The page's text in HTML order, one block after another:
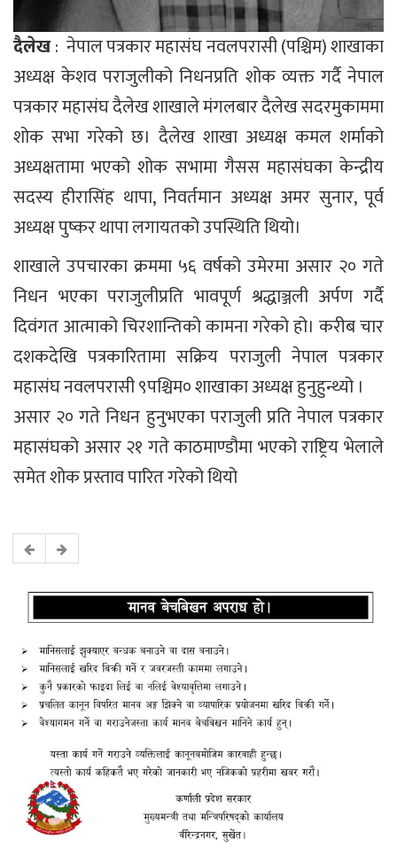
दैलेख: नेपाल पत्रकार महासंघ नवलपरासी (पश्चिम) शाखाका
अध्यक्ष केशव पराजुलीको निधनप्रति शोक व्यक्त गर्दै नेपाल
पत्रकार महासंघ दैलेख शाखाले मंगलबार दैलेख सदरमुकाममा
शोक सभा गरेको छ। दैलेख शाखा अध्यक्ष कमल शर्माको
अध्यक्षतामा भएको शोक सभामा गैसस महासंघका केन्द्रीय
सदस्य हीरासिंह थापा, निवर्तमान अध्यक्ष अमर सुनार, पूर्व
अध्यक्ष पुष्कर थापा लगायतको उपस्थिति थियो।
शाखाले उपचारका क्रममा ५६ वर्षको उमेरमा असार २० गते
निधन भएका पराजुलीप्रति भावपूर्ण श्रद्धाञ्जली अर्पण गर्दै
दिवंगत आत्माको चिरशान्तिको कामना गरेको हो। करीब चार
दशकदेखि पत्रकारितामा सक्रिय पराजुली नेपाल पत्रकार
महासंघ नवलपरासी ९पश्चिम० शाखाका अध्यक्ष हुनुहुन्थ्यो ।
असार २० गते निधन हुनुभएका पराजुली प्रति नेपाल पत्रकार
महासंघको असार २१ गते काठमाण्डौमा भएको राष्ट्रिय भेलाले
समेत शोक प्रस्ताव पारित गरेको थियो